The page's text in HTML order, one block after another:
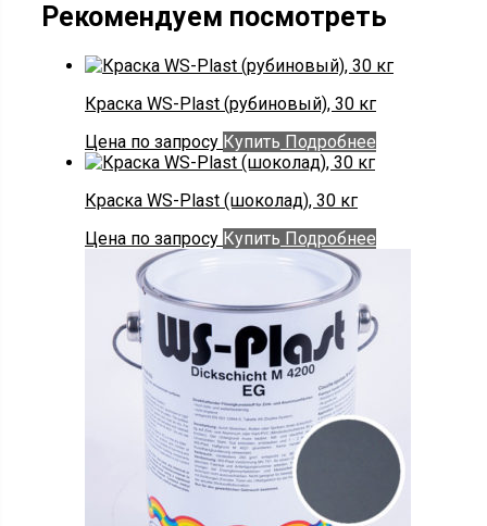
Рекомендуем посмотреть
Краска WS-Plast (рубиновый), 30 кг
Цена по запросу Купить Подробнее
Краска WS-Plast (шоколад), 30 кг
Цена по запросу Купить Подробнее